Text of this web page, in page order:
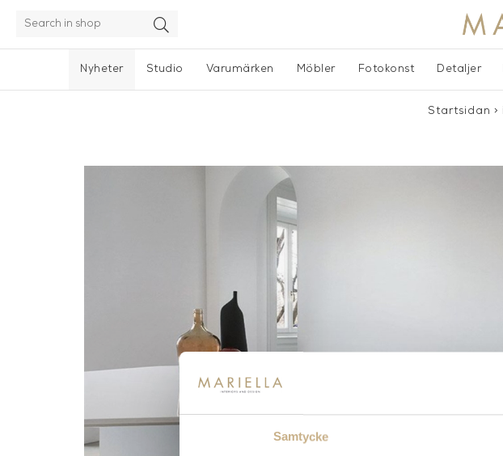
Samtycke
Nyheter Studio Varumärken Möbler Fotokonst Detaljer
Startsidan >